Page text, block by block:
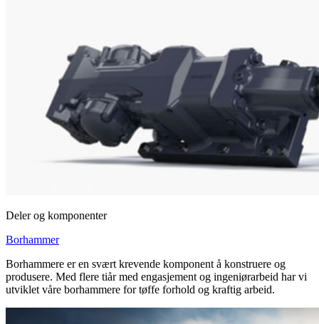
Deler og komponenter
Borhammer
Borhammere er en svært krevende komponent å konstruere og
produsere. Med flere tiår med engasjement og ingeniørarbeid har vi
utviklet våre borhammere for tøffe forhold og kraftig arbeid.